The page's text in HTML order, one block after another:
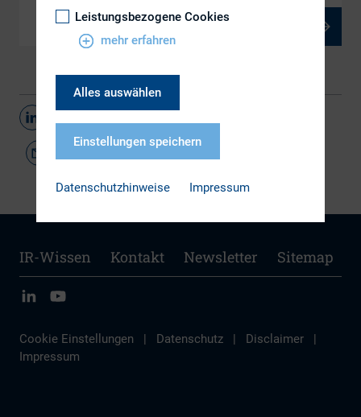
IR-Wissen Kontakt Newsletter Sitemap
Cookie Einstellungen | Datenschutz | Disclaimer
|
Impressum
Leistungsbezogene Cookies
mehr erfahren
Alles auswählen
Einstellungen speichern
Datenschutzhinweise Impressum